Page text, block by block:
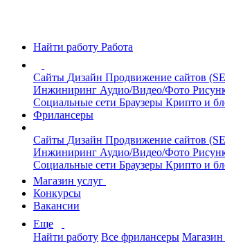
Найти работу Работа
Сайты Дизайн Продвижение сайтов
Инжиниринг Аудио/Видео/Фото
Социальные сети Браузеры Крипто и
Фрилансеры
Сайты Дизайн Продвижение сайтов
Инжиниринг Аудио/Видео/Фото
Социальные сети Браузеры Крипто и
Магазин услуг
Конкурсы
Вакансии
Еще
Найти работу Все фрилансеры Магазин